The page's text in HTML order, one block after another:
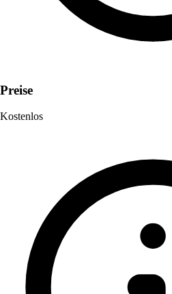
Preise
Kostenlos